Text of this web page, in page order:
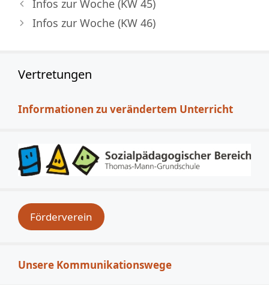
Infos zur Woche (KW 45)
Infos zur Woche (KW 46)
Vertretungen
Informationen zu verändertem Unterricht
Förderverein
Unsere Kommunikationswege